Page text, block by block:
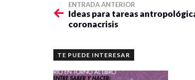
ENTRADA ANTERIOR
Ideas para tareas
coronacrisis
TE PUEDE INTERESAR